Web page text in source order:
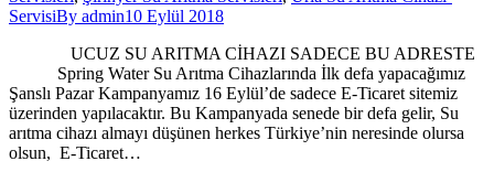
ServisiBy admin10 Eylül 2018
UCUZ SU ARITMA CİHAZI SADECE BU ADRESTE
Spring Water Su Arıtma Cihazlarında İlk defa yapacağımız
Şanslı Pazar Kampanyamız 16 Eylül’de sadece E-Ticaret sitemiz
üzerinden yapılacaktır. Bu Kampanyada senede bir defa gelir, Su
arıtma cihazı almayı düşünen herkes Türkiye’nin neresinde olursa
olsun, E-Ticaret…